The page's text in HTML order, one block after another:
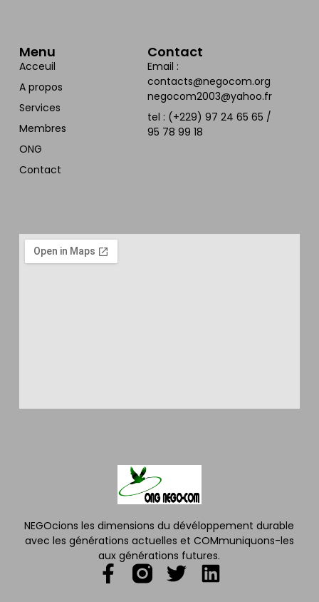
NEGOcions les dimensions du dévéloppement durable
avec les générations actuelles et COMmuniquons-les
aux générations futures.
Menu
Acceuil
A propos
Services
Membres
ONG
Contact
Contact
Email :
contacts@negocom.org
negocom2003@yahoo.fr
tel : (+229) 97 24 65 65 /
95 78 99 18